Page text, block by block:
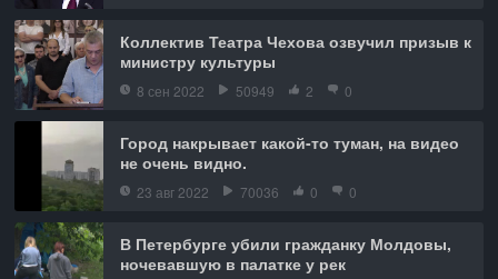
Коллектив Театра Чехова озвучил призыв к
министру культуры
8 сен 2022 50949 2 0
Город накрывает какой-то туман, на видео
не очень видно.
23 авг 2022 70036 0 0
В Петербурге убили гражданку Молдовы,
ночевавшую в палатке у рек